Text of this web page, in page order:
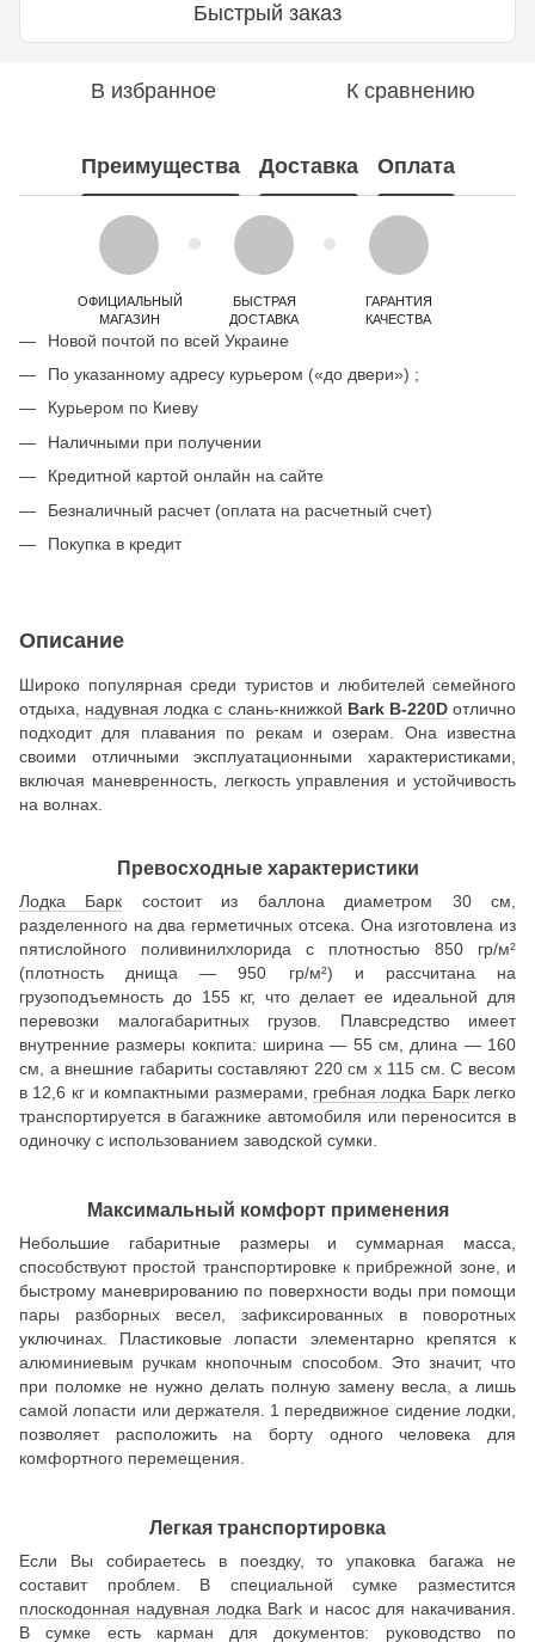
Быстрый заказ
В избранное К сравнению
Преимущества Доставка Оплата
ОФИЦИАЛЬНЫЙ
МАГАЗИН
БЫСТРАЯ
ДОСТАВКА
ГАРАНТИЯ
КАЧЕСТВА
Новой почтой по всей Украине
По указанному адресу курьером («до двери») ;
Курьером по Киеву
Наличными при получении
Кредитной картой онлайн на сайте
Безналичный расчет (оплата на расчетный счет)
Покупка в кредит
Описание
Широко популярная среди туристов и любителей семейного
отдыха, надувная лодка с слань-книжкой Bark B-220Dотлично
подходит для плавания по рекам и озерам. Она известна
своими отличными эксплуатационными характеристиками,
включая маневренность, легкость управления и устойчивость
на волнах.
Превосходные характеристики
Лодка Барк состоит из баллона диаметром 30 см,
разделенного на два герметичных отсека. Она изготовлена из
пятислойного поливинилхлорида с плотностью 850 гр/м²
(плотность днища — 950 гр/м²) и рассчитана на
грузоподъемность до 155 кг, что делает ее идеальной для
перевозки малогабаритных грузов. Плавсредство имеет
внутренние размеры кокпита: ширина — 55 см, длина — 160
см, а внешние габариты составляют 220 см х 115 см. С весом
в 12,6 кг и компактными размерами, гребная лодка Барклегко
транспортируется в багажнике автомобиля или переносится в
одиночку с использованием заводской сумки.
Максимальный комфорт применения
Небольшие габаритные размеры и суммарная масса,
способствуют простой транспортировке к прибрежной зоне, и
быстрому маневрированию по поверхности воды при помощи
пары разборных весел, зафиксированных в поворотных
уключинах. Пластиковые лопасти элементарно крепятся к
алюминиевым ручкам кнопочным способом. Это значит, что
при поломке не нужно делать полную замену весла, а лишь
самой лопасти или держателя. 1 передвижное сидение лодки,
позволяет расположить на борту одного человека для
комфортного перемещения.
Легкая транспортировка
Если Вы собираетесь в поездку, то упаковка багажа не
составит проблем. В специальной сумке разместится
плоскодонная надувная лодка Bark и насос для накачивания.
В сумке есть карман для документов: руководство по